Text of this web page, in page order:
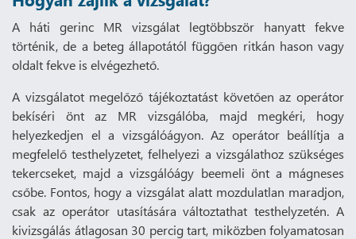
A háti gerinc MR vizsgálat legtöbbször hanyatt fekve
történik, de a beteg állapotától függően ritkán hason vagy
oldalt fekve is elvégezhető.
A vizsgálatot megelőző tájékoztatást követően az operátor
bekíséri önt az MR vizsgálóba, majd megkéri, hogy
helyezkedjen el a vizsgálóágyon. Az operátor beállítja a
megfelelő testhelyzetet, felhelyezi a vizsgálathoz szükséges
tekercseket, majd a vizsgálóágy beemeli önt a mágneses
csőbe. Fontos, hogy a vizsgálat alatt mozdulatlan maradjon,
csak az operátor utasítására változtathat testhelyzetén. A
kivizsgálás átlagosan 30 percig tart, miközben folyamatosan